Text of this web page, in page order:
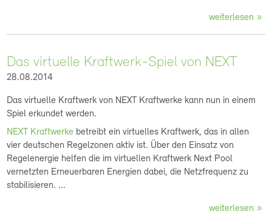
weiterlesen
Das virtuelle Kraftwerk-Spiel von NEXT
28.08.2014
Das virtuelle Kraftwerk von NEXT Kraftwerke kann nun in einem
Spiel erkundet werden.
NEXT Kraftwerke betreibt ein virtuelles Kraftwerk, das in allen
vier deutschen Regelzonen aktiv ist. Über den Einsatz von
Regelenergie helfen die im virtuellen Kraftwerk Next Pool
vernetzten Erneuerbaren Energien dabei, die Netzfrequenz zu
stabilisieren. ...
weiterlesen